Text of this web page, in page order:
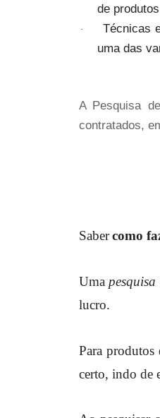
de
· Técnicas
uma das
A Pesquisa
contratados,
Sabercomo
Uma
lucro.
Para produtos
certo, indo de